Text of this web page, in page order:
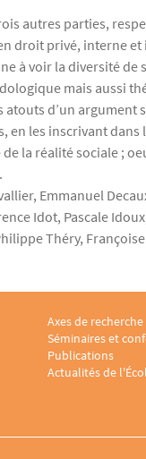
autres parties,
droit privé, interne
à voir la diversité de
mais aussi
d’un argument
les inscrivant
la réalité sociale ;
Emmanuel
Idot, Pascale
Théry,
sociologie juridique
Menu footer
Axes de recherche
Séminaires et
Publications
Actualités de